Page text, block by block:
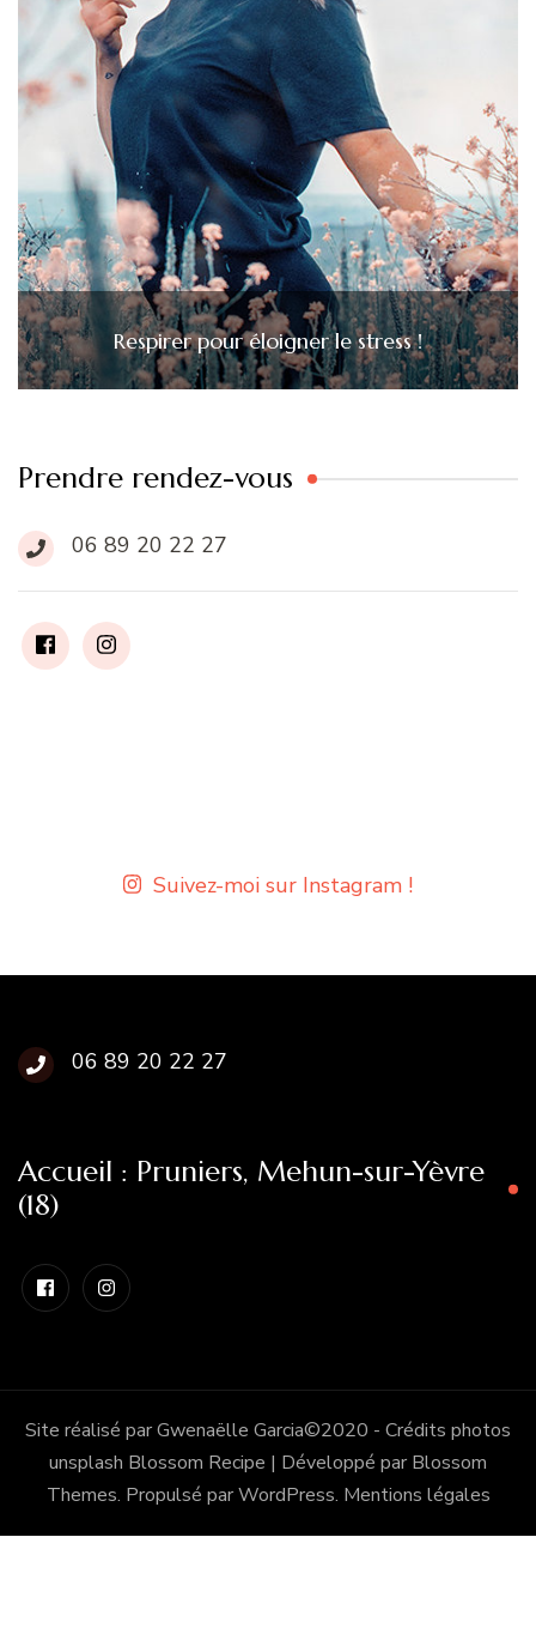
Respirer pour éloigner le stress !
Prendre rendez-vous
06 89 20 22 27
Suivez-moi sur Instagram !
06 89 20 22 27
Accueil : Pruniers, Mehun-sur-Yèvre
(18)
Site réalisé par Gwenaëlle Garcia©2020 - Crédits photos
unsplash Blossom Recipe | Développé par Blossom
Themes. Propulsé parWordPress. Mentions légales